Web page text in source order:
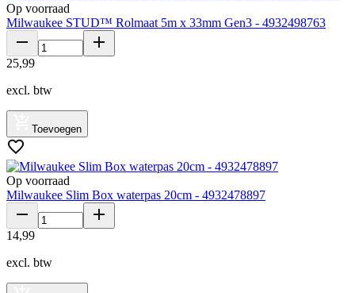
Op voorraad
Milwaukee STUD™ Rolmaat 5m x 33mm Gen3 - 4932498763
25,99
excl. btw
Toevoegen
Op voorraad
Milwaukee Slim Box waterpas 20cm - 4932478897
14,99
excl. btw